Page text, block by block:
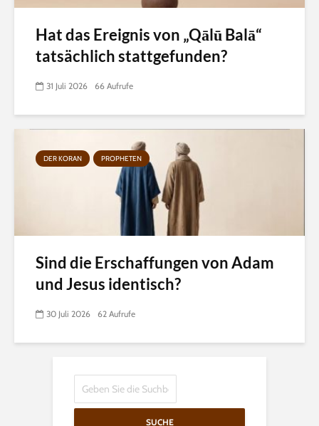
Hat das Ereignis von „Qālū Balā“
tatsächlich stattgefunden?
31 Juli 2026 66 Aufrufe
DER KORAN PROPHETEN
Sind die Erschaffungen von Adam
und Jesus identisch?
30 Juli 2026 62 Aufrufe
SUCHE